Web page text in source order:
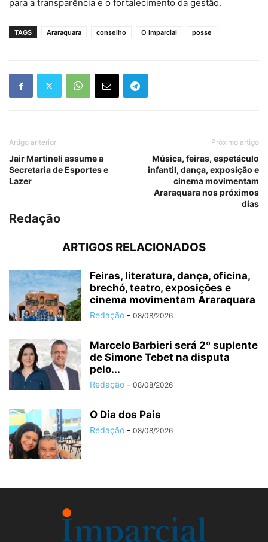
para a transparência e o fortalecimento da gestão.
TAGS Araraquara conselho O Imparcial posse
Artigo anterior
Jair Martineli assume a
Secretaria de Esportes e
Lazer
Próximo artigo
Música, feiras, espetáculo
infantil, dança, exposição e
cinema movimentam
Araraquara nos próximos
dias
Redação
ARTIGOS RELACIONADOS
Feiras, literatura, dança, oficina,
brechó, teatro, exposições e
cinema movimentam Araraquara
Redação - 08/08/2026
Marcelo Barbieri será 2º suplente
de Simone Tebet na disputa
pelo...
Redação - 08/08/2026
O Dia dos Pais
Redação - 08/08/2026